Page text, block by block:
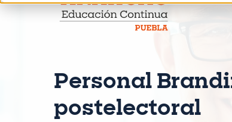
Personal
postelectoral